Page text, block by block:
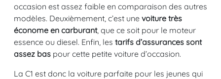
occasion est assez faible en comparaison des autres
modèles. Deuxièmement, c’est une voiture très
économe en carburant, que ce soit pour le moteur
essence ou diesel. Enfin, les tarifs d’assurances sont
assez bas pour cette petite voiture d’occasion.
La C1 est donc la voiture parfaite pour les jeunes qui